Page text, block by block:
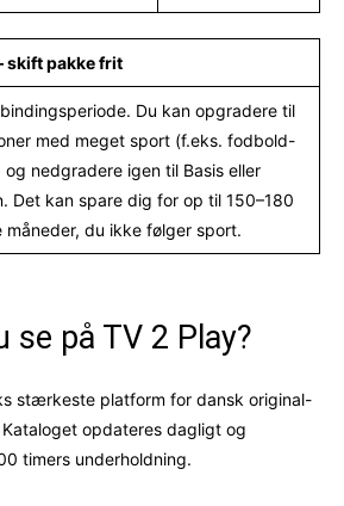
skift pakke frit
Du kan opgradere til
med meget sport (f.eks. fodbold-
og nedgradere igen til Basis eller
Det kan spare dig for op til 150–180
måneder, du ikke følger sport.
se på TV 2 Play?
stærkeste platform for dansk original-
opdateres dagligt og
timers underholdning.